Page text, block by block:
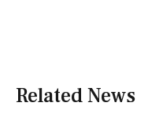
Related News